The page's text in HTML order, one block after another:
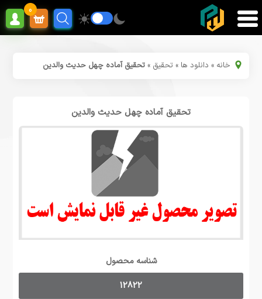
0
خانه » دانلود ها » تحقیق »تحقیق آماده چهل حدیث والدین
تحقیق آماده چهل حدیث والدین
شناسه محصول
12822